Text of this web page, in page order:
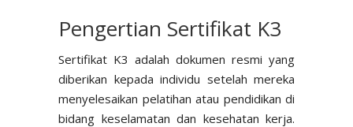
Pengertian Sertifikat K3
Sertifikat K3 adalah dokumen resmi yang
diberikan kepada individu setelah mereka
menyelesaikan pelatihan atau pendidikan di
bidang keselamatan dan kesehatan kerja.